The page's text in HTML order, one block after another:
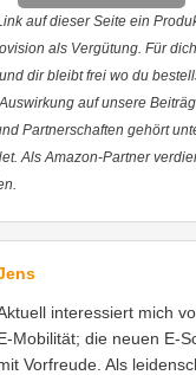
auf dieser Seite ein
als Vergütung. Für
dir bleibt frei wo du
auf unsere
Partnerschaften gehört
Als Amazon-Partner
interessiert mich
Mobilität; die neuen E-
Vorfreude. Als